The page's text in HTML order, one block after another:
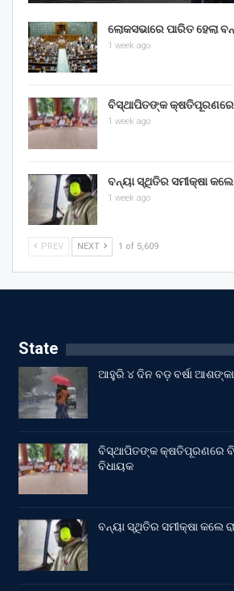
ଲୋକସଭାରେ ପାରିତ ହେଲା
1 week ago
ବିସ୍ଥାପିତଙ୍କ କ୍ଷତିପୂରଣରେ
1 week ago
ବନ୍ୟା ସ୍ଥିତିର ସମୀକ୍ଷା
1 week ago
PREV NEXT 1 of 5,609
State
ଆହୁରି ୪ ଦିନ ବଡ଼ ବର୍ଷା ଆଶଙ୍କା
ବିସ୍ଥାପିତଙ୍କ କ୍ଷତିପୂରଣରେ
ବିଧାୟକ
ବନ୍ୟା ସ୍ଥିତିର ସମୀକ୍ଷା କଲେ